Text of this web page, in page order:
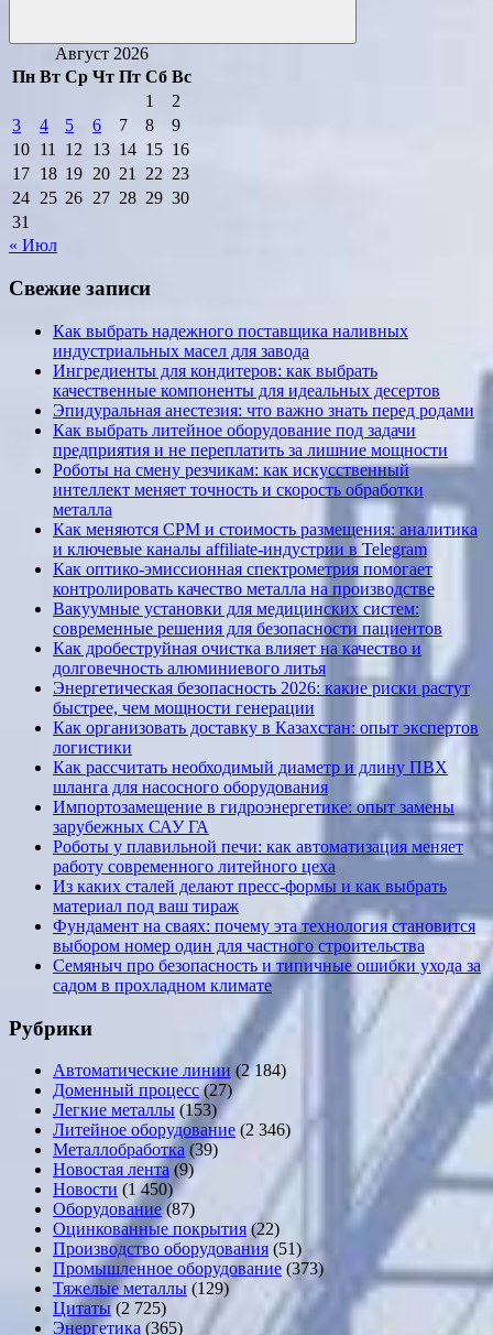
Поиск
Август 2026
Пн Вт Ср Чт Пт Сб Вс
1
2
3
4 5 6 7 8
9
10 11 12 13 14 15 16
17 18 19 20 21 22 23
24 25 26 27 28 29 30
31
« Июл
Свежие записи
Как выбрать надежного поставщика наливных
индустриальных масел для завода
Ингредиенты для кондитеров: как выбрать
качественные компоненты для идеальных десертов
Эпидуральная анестезия: что важно знать перед родами
Как выбрать литейное оборудование под задачи
предприятия и не переплатить за лишние мощности
Роботы на смену резчикам: как искусственный
интеллект меняет точность и скорость обработки
металла
Как меняются CPM и стоимость размещения: аналитика
и ключевые каналы affiliate-индустрии в Telegram
Как оптико-эмиссионная спектрометрия помогает
контролировать качество металла на производстве
Вакуумные установки для медицинских систем:
современные решения для безопасности пациентов
Как дробеструйная очистка влияет на качество и
долговечность алюминиевого литья
Энергетическая безопасность 2026: какие риски растут
быстрее, чем мощности генерации
Как организовать доставку в Казахстан: опыт экспертов
логистики
Как рассчитать необходимый диаметр и длину ПВХ
шланга для насосного оборудования
Импортозамещение в гидроэнергетике: опыт замены
зарубежных САУ ГА
Роботы у плавильной печи: как автоматизация меняет
работу современного литейного цеха
Из каких сталей делают пресс-формы и как выбрать
материал под ваш тираж
Фундамент на сваях: почему эта технология становится
выбором номер один для частного строительства
Семяныч про безопасность и типичные ошибки ухода за
садом в прохладном климате
Рубрики
Автоматические линии (2 184)
Доменный процесс(27)
Легкие металлы (153)
Литейное оборудование (2 346)
Металлобработка (39)
Новостая лента (9)
Новости (1 450)
Оборудование(87)
Оцинкованные покрытия (22)
Производство оборудования (51)
Промышленное оборудование (373)
Тяжелые металлы (129)
Цитаты(2 725)
Энергетика (365)